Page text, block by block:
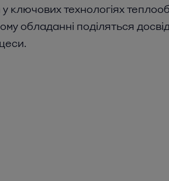
ключових технологіях
обладанні поділяться